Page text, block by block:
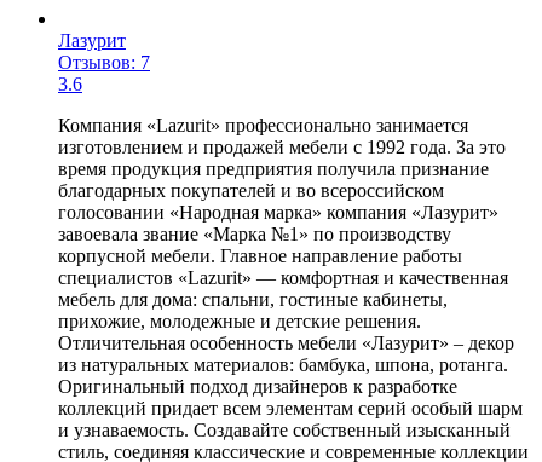
Лазурит
Отзывов: 7
3.6
Компания «Lazurit» профессионально занимается
изготовлением и продажей мебели с 1992 года. За это
время продукция предприятия получила признание
благодарных покупателей и во всероссийском
голосовании «Народная марка» компания «Лазурит»
завоевала звание «Марка №1» по производству
корпусной мебели. Главное направление работы
специалистов «Lazurit» — комфортная и качественная
мебель для дома: спальни, гостиные кабинеты,
прихожие, молодежные и детские решения.
Отличительная особенность мебели «Лазурит» – декор
из натуральных материалов: бамбука, шпона, ротанга.
Оригинальный подход дизайнеров к разработке
коллекций придает всем элементам серий особый шарм
и узнаваемость. Создавайте собственный изысканный
стиль, соединяя классические и современные коллекции